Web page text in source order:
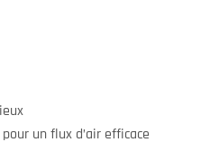
un flux d’air efficace